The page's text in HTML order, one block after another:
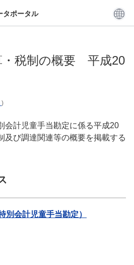
タポータル
・税制の概要 平成20
)
会計児童手当勘定に係る平成20
及び調達関連等の概要を掲載する
別会計児童手当勘定）